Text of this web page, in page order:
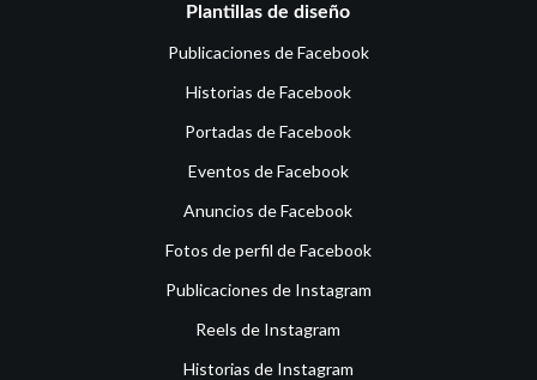
Plantillas de diseño
Publicaciones de Facebook
Historias de Facebook
Portadas de Facebook
Eventos de Facebook
Anuncios de Facebook
Fotos de perfil de Facebook
Publicaciones de Instagram
Reels de Instagram
Historias de Instagram